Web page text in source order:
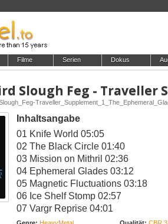
Filme Serien Dokus
Inhaltsangabe
01 Knife World 05:05
02 The Black Circle 01:40
03 Mission on Mithril 02:36
04 Ephemeral Glades 03:12
05 Magnetic Fluctuations 03:18
06 Ice Shelf Stomp 02:57
07 Vargr Reprise 04:01